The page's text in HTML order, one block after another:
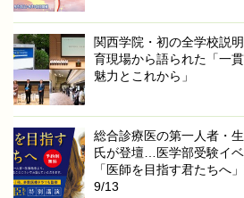
関西学院・初の全学校説
育現場から語られた「一
魅力とこれから」
総合診療医の第一人者・
氏が登壇…医学部受験イベ
「医師を目指す君たちへ
9/13